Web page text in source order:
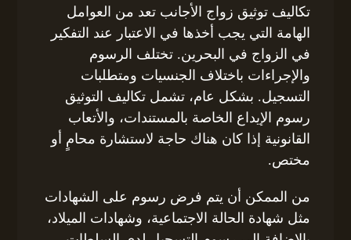
تكاليف توثيق زواج الأجانب تعد من العوامل
الهامة التي يجب أخذها في الاعتبار عند التفكير
في الزواج في البحرين. تختلف الرسوم
والإجراءات باختلاف الجنسيات ومتطلبات
التسجيل. بشكل عام، تشمل تكاليف التوثيق
رسوم الإيداع الخاصة بالمستندات، والأتعاب
القانونية إذا كان هناك حاجة لاستشارة محامٍ أو
مختص.
من الممكن أن يتم فرض رسوم على الشهادات
مثل شهادة الحالة الاجتماعية، وشهادات الميلاد،